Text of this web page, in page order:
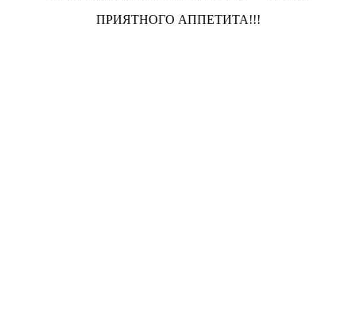
ПРИЯТНОГО АППЕТИТА!!!